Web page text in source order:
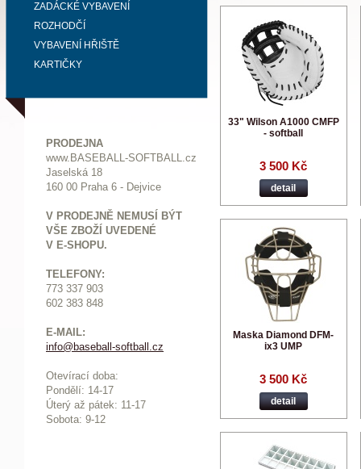
ZADÁCKÉ VYBAVENÍ
ROZHODČÍ
VYBAVENÍ HŘIŠTĚ
KARTIČKY
PRODEJNA
www.BASEBALL-SOFTBALL.cz
Jaselská 18
160 00 Praha 6 - Dejvice
V PRODEJNĚ NEMUSÍ BÝT
VŠE ZBOŽÍ UVEDENÉ
V E-SHOPU.
TELEFONY:
773 337 903
602 383 848
E-MAIL:
info@baseball-softball.cz
Otevírací doba:
Pondělí: 14-17
Úterý až pátek: 11-17
Sobota: 9-12
33" Wilson A1000 CMFP
- softball
3 500 Kč
detail
Maska Diamond DFM-
ix3 UMP
3 500 Kč
detail